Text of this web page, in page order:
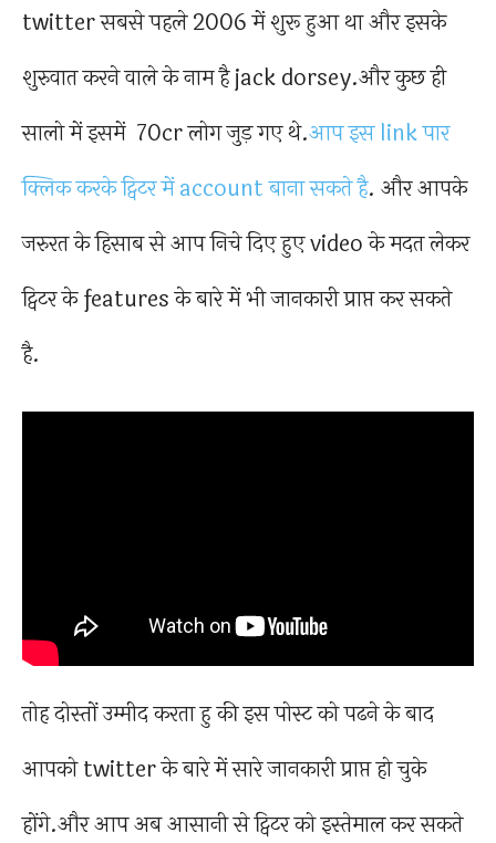
twitter सबसे पहले 2006 में शुरू हुआ था और इसके
शुरुवात करने वाले के नाम है jack dorsey.और कुछ ही
सालो में इसमें 70cr लोग जुड़ गए थे.आप इस link पार
क्लिक करके ट्विटर में account बाना सकते है. और आपके
जरुरत के हिसाब से आप निचे दिए हुए video के मदत लेकर
ट्विटर के features के बारे में भी जानकारी प्राप्त कर सकते
है.
तोह दोस्तों उम्मीद करता हु की इस पोस्ट को पढने के बाद
आपको twitter के बारे में सारे जानकारी प्राप्त हो चुके
होंगे.और आप अब आसानी से ट्विटर को इस्तेमाल कर सकते